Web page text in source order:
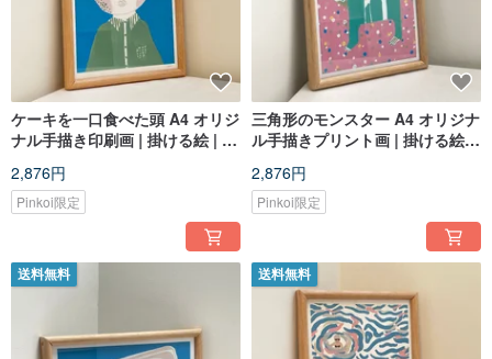
ケーキを一口食べた頭 A4 オリジ
ナル手描き印刷画 | 掛ける絵 | 限
2,876円
Pinkoi限定
三角形のモンスター A4 オリジナ
ル手描きプリント画 | 掛ける絵 |
2,876円
Pinkoi限定
送料無料 送料無料